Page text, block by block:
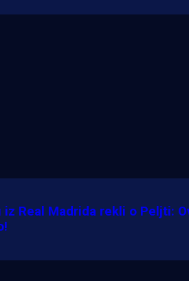
Real Madrida rekli o Peljti: